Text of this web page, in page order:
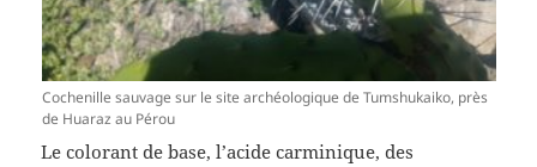
Cochenille sauvage sur le site archéologique de Tumshukaiko, près
de Huaraz au Pérou
Le colorant de base, l’acide carminique, des